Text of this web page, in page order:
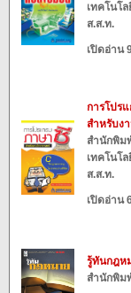
เทคโนโ
ส.ส.ท.
เปิดอ่าน
การโปร
สำหรับง
สำนักพิม
เทคโนโ
ส.ส.ท.
เปิดอ่าน
รู้ทันกฎห
สำนักพิม